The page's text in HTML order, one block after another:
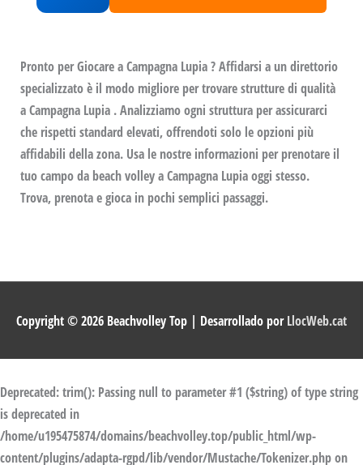
Pronto per Giocare a Campagna Lupia ? Affidarsi a un direttorio
specializzato è il modo migliore per trovare strutture di qualità
a Campagna Lupia . Analizziamo ogni struttura per assicurarci
che rispetti standard elevati, offrendoti solo le opzioni più
affidabili della zona. Usa le nostre informazioni per prenotare il
tuo campo da beach volley a Campagna Lupia oggi stesso.
Trova, prenota e gioca in pochi semplici passaggi.
Copyright © 2026 Beachvolley Top | Desarrollado porLlocWeb.cat
Deprecated: trim(): Passing null to parameter #1 ($string) of type string
is deprecated in
/home/u195475874/domains/beachvolley.top/public_html/wp-
content/plugins/adapta-rgpd/lib/vendor/Mustache/Tokenizer.phpon